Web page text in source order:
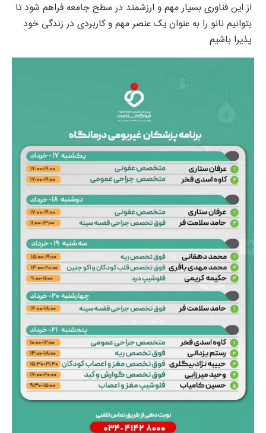
از این فناوری بسیار مهم و ارزشمند در سطح جامعه فراهم شود تا
بتوانیم نانو را به عنوان یک عنصر مهم و کاربردی در زندگی خود
پذیرا باشیم